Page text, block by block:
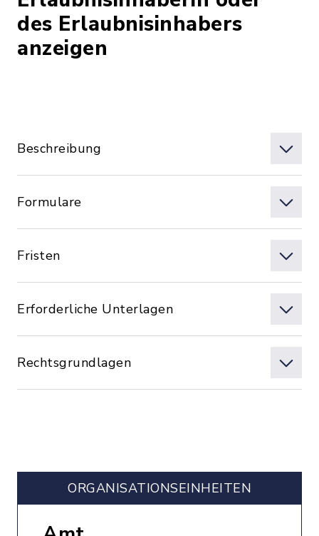
des Erlaubnisinhabers
anzeigen
Beschreibung
Formulare
Fristen
Erforderliche Unterlagen
Rechtsgrundlagen
ORGANISATIONS­EINHEITEN